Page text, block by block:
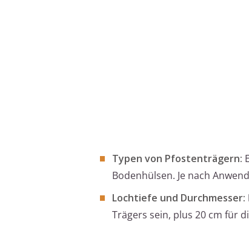
Typen von Pfostenträgern:
Bodenhülsen. Je nach
Lochtiefe und Durchmesser:
Trägers sein, plus 20 cm für